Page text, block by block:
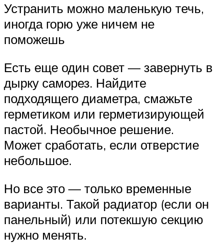
Устранить можно маленькую течь,
иногда горю уже ничем не
поможешь
Есть еще один совет — завернуть в
дырку саморез. Найдите
подходящего диаметра, смажьте
герметиком или герметизирующей
пастой. Необычное решение.
Может сработать, если отверстие
небольшое.
Но все это — только временные
варианты. Такой радиатор (если он
панельный) или потекшую секцию
нужно менять.